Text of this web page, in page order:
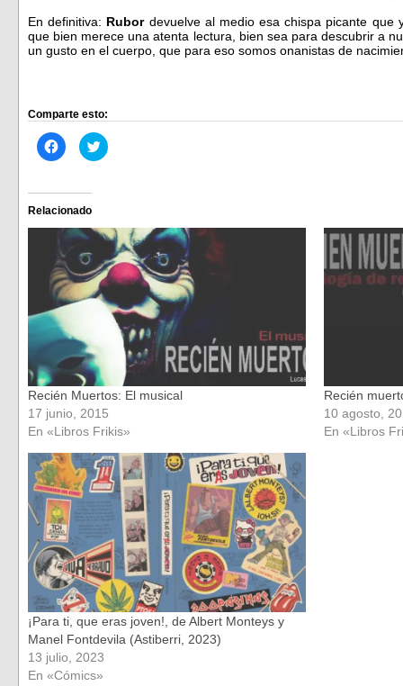
En definitiva: Rubordevuelve al medio esa chispa picante que
que bien merece una atenta lectura, bien sea para descubrir a
un gusto en el cuerpo, que para eso somos onanistas de
Comparte esto:
Haz
clic
Facebook
(Se
abre
en
una
ventana
nueva)
Haz
clic
en
una
ventana
nueva)
Relacionado
Recién Muertos: El musical
17 junio, 2015
En «Libros Frikis»
Recién
10 agosto,
En «Libros
¡Para ti, que eras joven!, de Albert Monteys y
Manel Fontdevila (Astiberri, 2023)
13 julio, 2023
En «Cómics»